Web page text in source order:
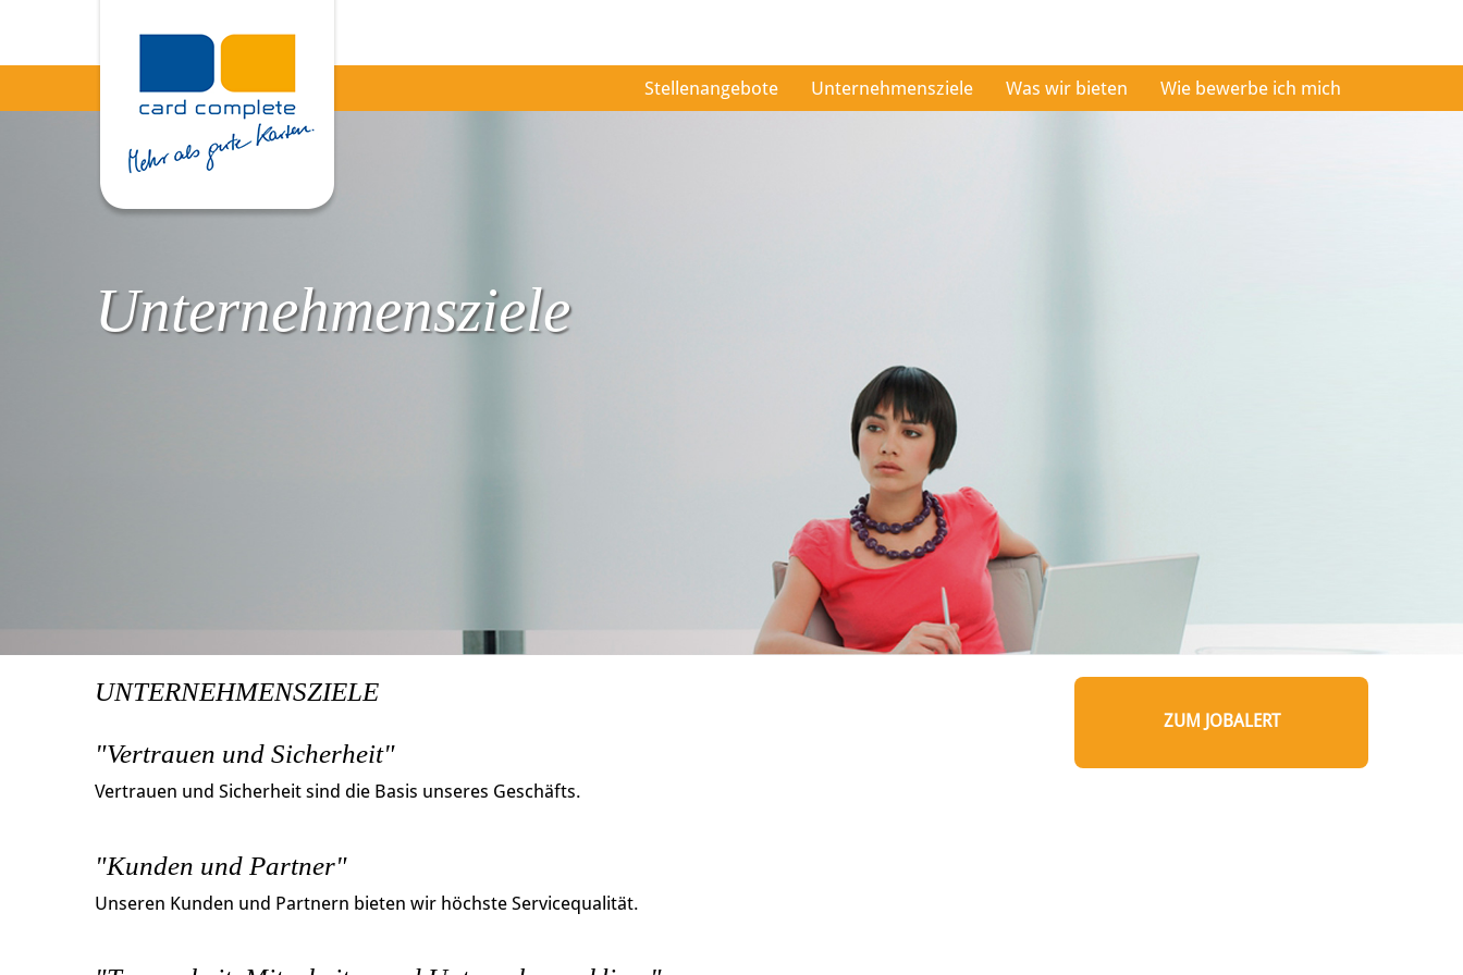
Stellenangebote Unternehmensziele Was wir bieten Wie bewerbe ich mich
Unternehmensziele
ZUM JOBALERT
UNTERNEHMENSZIELE
"Vertrauen und Sicherheit"
Vertrauen und Sicherheit sind die Basis unseres Geschäfts.
"Kunden und Partner"
Unseren Kunden und Partnern bieten wir höchste Servicequalität.